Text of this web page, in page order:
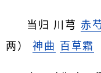
当归 川芎 赤
两）神曲 百草霜